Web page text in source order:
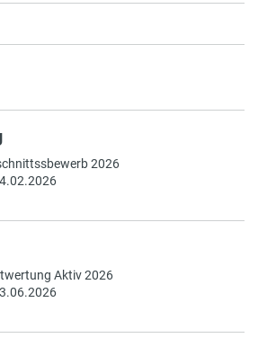
2026
Aktiv 2026